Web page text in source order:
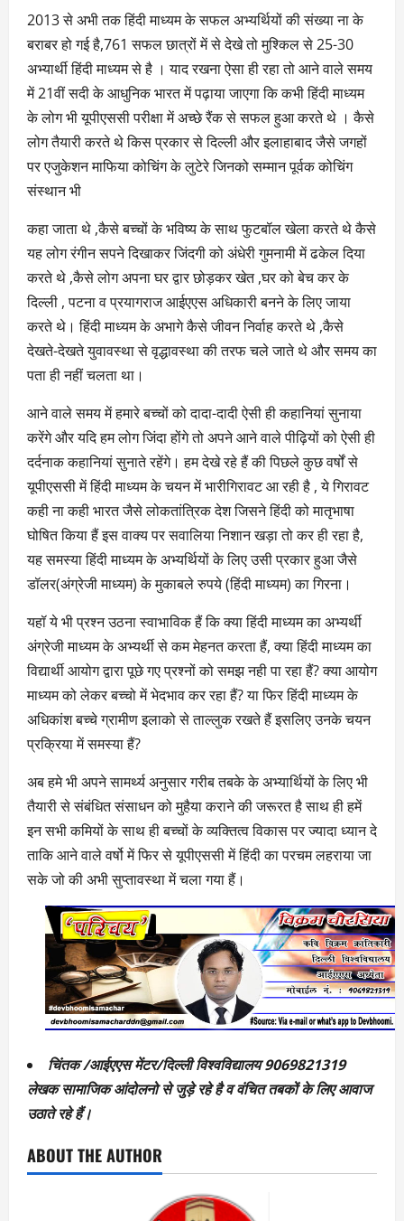
2013 से अभी तक हिंदी माध्यम के सफल अभ्यर्थियों की संख्या ना के
बराबर हो गई है,761 सफल छात्रों में से देखे तो मुश्किल से 25-30
अभ्यार्थी हिंदी माध्यम से है । याद रखना ऐसा ही रहा तो आने वाले समय
में 21वीं सदी के आधुनिक भारत में पढ़ाया जाएगा कि कभी हिंदी माध्यम
के लोग भी यूपीएससी परीक्षा में अच्छे रैंक से सफल हुआ करते थे । कैसे
लोग तैयारी करते थे किस प्रकार से दिल्ली और इलाहाबाद जैसे जगहों
पर एजुकेशन माफिया कोचिंग के लुटेरे जिनको सम्मान पूर्वक कोचिंग
संस्थान भी
कहा जाता थे ,कैसे बच्चों के भविष्य के साथ फुटबॉल खेला करते थे कैसे
यह लोग रंगीन सपने दिखाकर जिंदगी को अंधेरी गुमनामी में ढकेल दिया
करते थे ,कैसे लोग अपना घर द्वार छोड़कर खेत ,घर को बेच कर के
दिल्ली , पटना व प्रयागराज आईएएस अधिकारी बनने के लिए जाया
करते थे। हिंदी माध्यम के अभागे कैसे जीवन निर्वाह करते थे ,कैसे
देखते-देखते युवावस्था से वृद्धावस्था की तरफ चले जाते थे और समय का
पता ही नहीं चलता था।
आने वाले समय में हमारे बच्चों को दादा-दादी ऐसी ही कहानियां सुनाया
करेंगे और यदि हम लोग जिंदा होंगे तो अपने आने वाले पीढ़ियों को ऐसी ही
दर्दनाक कहानियां सुनाते रहेंगे। हम देखे रहे हैं की पिछले कुछ वर्षों से
यूपीएससी में हिंदी माध्यम के चयन में भारीगिरावट आ रही है , ये गिरावट
कही ना कही भारत जैसे लोकतांत्रिक देश जिसने हिंदी को मातृभाषा
घोषित किया हैं इस वाक्य पर सवालिया निशान खड़ा तो कर ही रहा है,
यह समस्या हिंदी माध्यम के अभ्यर्थियों के लिए उसी प्रकार हुआ जैसे
डॉलर(अंग्रेजी माध्यम) के मुकाबले रुपये (हिंदी माध्यम) का गिरना।
यहॉ ये भी प्रश्न उठना स्वाभाविक हैं कि क्या हिंदी माध्यम का अभ्यर्थी
अंग्रेजी माध्यम के अभ्यर्थी से कम मेहनत करता हैं, क्या हिंदी माध्यम का
विद्यार्थी आयोग द्वारा पूछे गए प्रश्नों को समझ नही पा रहा हैं? क्या आयोग
माध्यम को लेकर बच्चो में भेदभाव कर रहा हैं? या फिर हिंदी माध्यम के
अधिकांश बच्चे ग्रामीण इलाको से ताल्लुक रखते हैं इसलिए उनके चयन
प्रक्रिया में समस्या हैं?
अब हमे भी अपने सामर्थ्य अनुसार गरीब तबके के अभ्यार्थियों के लिए भी
तैयारी से संबंधित संसाधन को मुहैया कराने की जरूरत है साथ ही हमें
इन सभी कमियों के साथ ही बच्चों के व्यक्तित्व विकास पर ज्यादा ध्यान दे
ताकि आने वाले वर्षो में फिर से यूपीएससी में हिंदी का परचम लहराया जा
सके जो की अभी सुप्तावस्था में चला गया हैं।
चिंतक /आईएएस मेंटर/दिल्ली विश्वविद्यालय 9069821319
लेखक सामाजिक आंदोलनो से जुड़े रहे है व वंचित तबकों के लिए आवाज
उठाते रहे हैं।
ABOUT THE AUTHOR